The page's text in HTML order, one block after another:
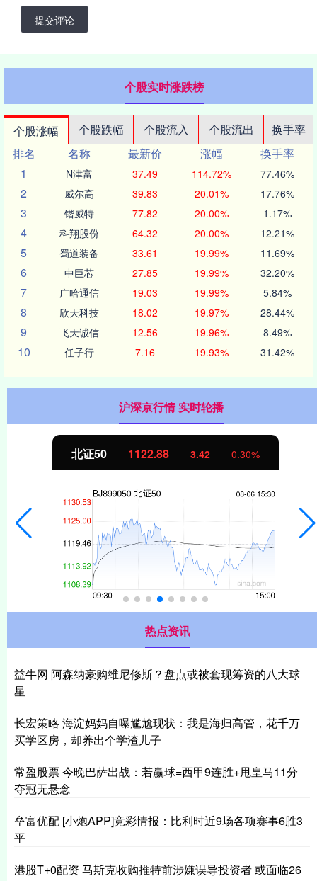
提交评论
个股实时涨跌榜
个股涨幅 个股跌幅 个股流入 个股流出
换手率
排名
名称 最新价 涨幅
换手率
1
N津富 37.49 114.72% 77.46%
2 威尔高 39.83 20.01% 17.76%
3 锴威特 77.82 20.00% 1.17%
4 科翔股份 64.32 20.00% 12.21%
5 蜀道装备 33.61 19.99% 11.69%
6 中巨芯 27.85 19.99% 32.20%
7 广哈通信 19.03 19.99% 5.84%
8 欣天科技 18.02 19.97% 28.44%
9 飞天诚信 12.56 19.96% 8.49%
10 任子行 7.16 19.93% 31.42%
沪深京行情 实时轮播
北证50 1122.88 3.42 0.30%
热点资讯
益牛网 阿森纳豪购维尼修斯？盘点或被套现筹资的八大球
星
长宏策略 海淀妈妈自曝尴尬现状：我是海归高管，花千万
买学区房，却养出个学渣儿子
常盈股票 今晚巴萨出战：若赢球=西甲9连胜+甩皇马11分
夺冠无悬念
垒富优配 [小炮APP]竞彩情报：比利时近9场各项赛事6胜3
平
港股T+0配资 马斯克收购推特前涉嫌误导投资者 或面临26